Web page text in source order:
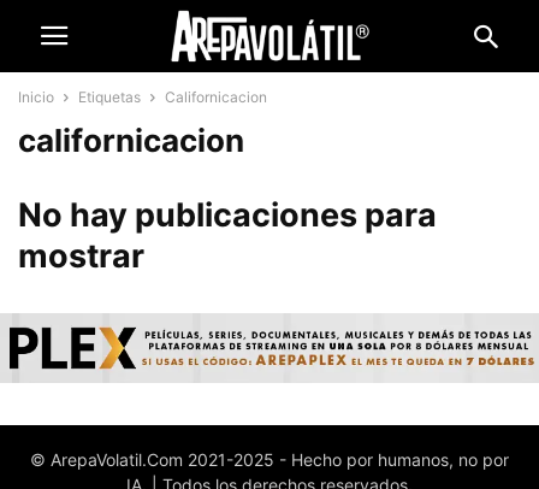
Inicio Etiquetas Californicacion
californicacion
No hay publicaciones para
mostrar
© ArepaVolatil.Com 2021-2025 - Hecho por humanos, no por
IA. | Todos los derechos reservados.